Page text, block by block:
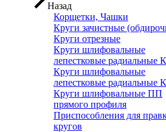
Назад
Корщетки, Чашки
Круги зачистные
Круги отрезные
Круги шлифовальные
лепестковые радиальные
Круги шлифовальные
лепестковые радиальные
Круги шлифовальные ПП
прямого профиля
Приспособления для
кругов